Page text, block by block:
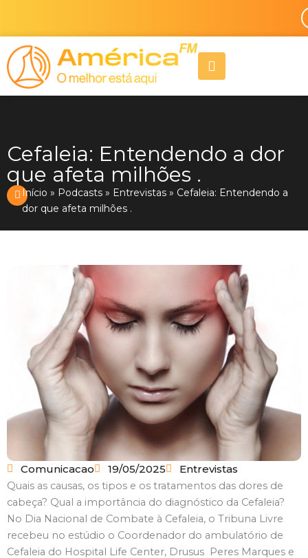
o
conteúdo
A
l
g
i
t
Cefaleia: Entendendo a dor
que afeta milhões .
Início » Podcasts » Entrevistas » Cefaleia: Entendendo a
dor que afeta milhões .
Comunicacao 19/05/2025 Entrevistas
Quais as causas, os tipos e os tratamentos das dores de
cabeça? Qual a importância do diagnóstico da Cefaleia?
No Dia Nacional de Combate à Cefaleia, o Tribuna Livre
recebeu no estúdio o Coordenador do ambulatório de
Cefaleia do Hospital Life Center, Drusus Peres Marques e